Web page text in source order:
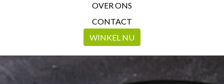
OVER ONS
CONTACT
WINKEL NU